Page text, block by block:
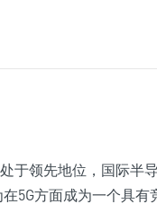
于领先地位，国际半
5G方面成为一个具